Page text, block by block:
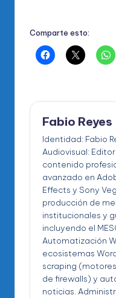
Comparte esto:
Fabio Reyes
Identidad: Fabio
Audiovisual:
contenido
avanzado en
Effects y Sony
producción de
institucionales y
incluyendo el
Automatización
ecosistemas
scraping
de firewalls) y
noticias.